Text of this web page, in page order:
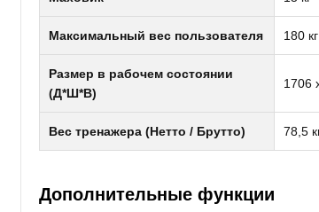
Максимальный вес пользователя 180 кг
Размер в рабочем состоянии
(Д*Ш*В)
1706
Вес тренажера (Нетто / Брутто) 78,5
Дополнительные функции